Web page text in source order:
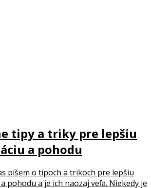
tipy a triky pre lepšiu
a pohodu
píšem o tipoch a trikoch pre lepšiu
pohodu a je ich naozaj veľa. Niekedy je